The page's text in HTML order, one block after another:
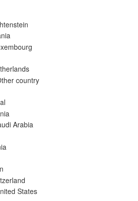
country
Arabia
States